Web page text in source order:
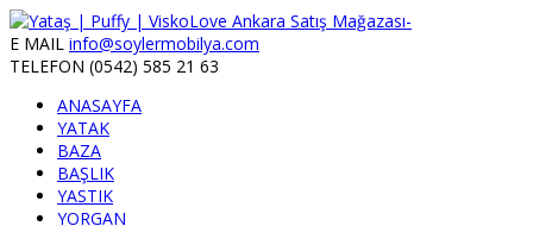
E MAIL info@soylermobilya.com
TELEFON (0542) 585 21 63
ANASAYFA
YATAK
BAZA
BAŞLIK
YASTIK
YORGAN